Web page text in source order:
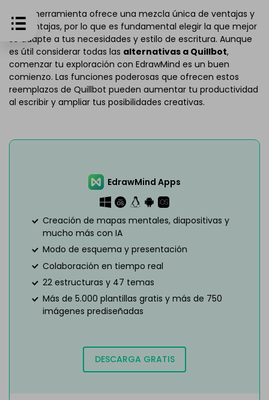
Cada herramienta ofrece una mezcla única de ventajas y
desventajas, por lo que es fundamental elegir la que mejor
se adapte a tus necesidades y estilo de escritura. Aunque
es útil considerar todas las alternativas a Quillbot,
comenzar tu exploración con EdrawMind es un buen
comienzo. Las funciones poderosas que ofrecen estos
reemplazos de Quillbot pueden aumentar tu productividad
al escribir y ampliar tus posibilidades creativas.
EdrawMind Apps
Creación de mapas mentales, diapositivas y
mucho más con IA
Modo de esquema y presentación
Colaboración en tiempo real
22 estructuras y 47 temas
Más de 5.000 plantillas gratis y más de 750
imágenes prediseñadas
DESCARGA GRATIS